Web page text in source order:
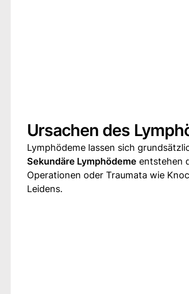
Ursachen des
Lymphödeme lassen sich
Sekundäre Lymphödeme entstehen
Operationen oder Traumata wie
Leidens.